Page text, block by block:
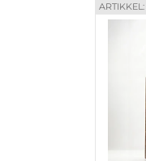
ARTIKKEL: